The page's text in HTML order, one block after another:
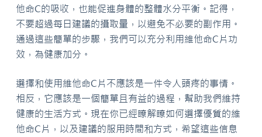
他命C的吸收，也能促進身體的整體水分平衡。記得，
不要超過每日建議的攝取量，以避免不必要的副作用。
通過這些簡單的步驟，我們可以充分利用維他命C片功
效，為健康加分。
選擇和使用維他命C片不應該是一件令人頭疼的事情。
相反，它應該是一個簡單且有益的過程，幫助我們維持
健康的生活方式。現在你已經瞭解瞭如何選擇優質的維
他命C片，以及建議的服用時間和方式，希望這些信息